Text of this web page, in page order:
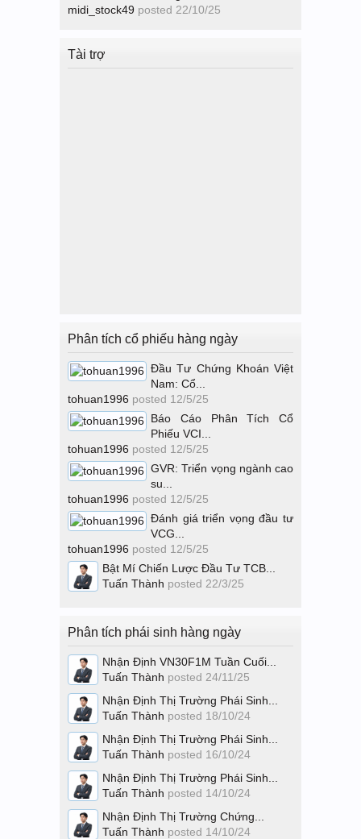
midi_stock49 posted 22/10/25
Tài trợ
Phân tích cổ phiếu hàng ngày
Đầu Tư Chứng Khoán Việt
Nam: Cổ...
tohuan1996 posted 12/5/25
Báo Cáo Phân Tích Cổ
Phiếu VCI...
tohuan1996 posted 12/5/25
GVR: Triển vọng ngành cao
su...
tohuan1996 posted 12/5/25
Đánh giá triển vọng đầu tư
VCG...
tohuan1996 posted 12/5/25
Bật Mí Chiến Lược Đầu Tư TCB...
Tuấn Thành posted 22/3/25
Phân tích phái sinh hàng ngày
Nhận Định VN30F1M Tuần Cuối...
Tuấn Thành posted 24/11/25
Nhận Định Thị Trường Phái Sinh...
Tuấn Thành posted 18/10/24
Nhận Định Thị Trường Phái Sinh...
Tuấn Thành posted 16/10/24
Nhận Định Thị Trường Phái Sinh...
Tuấn Thành posted 14/10/24
Nhận Định Thị Trường Chứng...
Tuấn Thành posted 14/10/24